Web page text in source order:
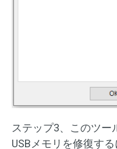
ステップ3、このツー
USBメモリを修復す